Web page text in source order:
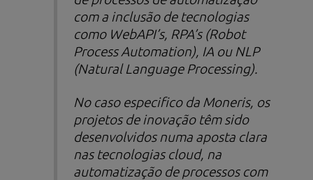
com a inclusão de tecnologias
como WebAPI’s, RPA’s (Robot
Process Automation), IA ou NLP
(Natural Language Processing).
No caso especifico da Moneris, os
projetos de inovação têm sido
desenvolvidos numa aposta clara
nas tecnologias cloud, na
automatização de processos com